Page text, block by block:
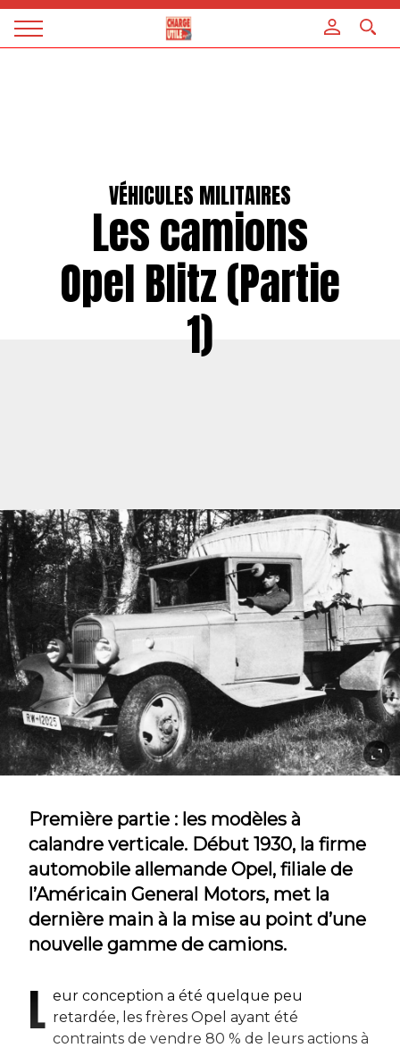
Magazine
VÉHICULES MILITAIRES
Les camions
Opel Blitz (Partie
1)
Première partie : les modèles à
calandre verticale. Début 1930, la firme
automobile allemande Opel, filiale de
l’Américain General Motors, met la
dernière main à la mise au point d’une
nouvelle gamme de camions.
L eur conception a été quelque peu
retardée, les frères Opel ayant été
contraints de vendre 80 % de leurs actions à
Panneau de gestion des cookies